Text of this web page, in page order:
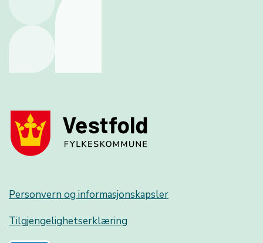
Personvern og informasjonskapsler
Tilgjengelighetserklæring